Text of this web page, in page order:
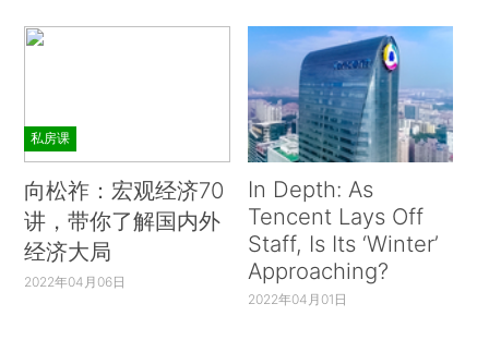
私房课
向松祚：宏观经济70
讲，带你了解国内外
经济大局
2022年04月06日
In Depth: As
Tencent Lays Off
Staff, Is Its ‘Winter’
Approaching?
2022年04月01日